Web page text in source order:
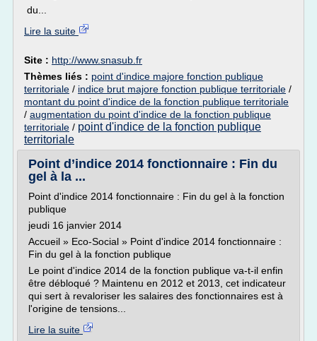
du...
Lire la suite
Site : http://www.snasub.fr
Thèmes liés : point d'indice majore fonction publique
territoriale / indice brut majore fonction publique territoriale /
montant du point d'indice de la fonction publique territoriale
/ augmentation du point d'indice de la fonction publique
territoriale / point d'indice de la fonction publique
territoriale
Point d’indice 2014 fonctionnaire : Fin du
gel à la ...
Point d'indice 2014 fonctionnaire : Fin du gel à la fonction
publique
jeudi 16 janvier 2014
Accueil » Eco-Social » Point d'indice 2014 fonctionnaire :
Fin du gel à la fonction publique
Le point d'indice 2014 de la fonction publique va-t-il enfin
être débloqué ? Maintenu en 2012 et 2013, cet indicateur
qui sert à revaloriser les salaires des fonctionnaires est à
l'origine de tensions...
Lire la suite